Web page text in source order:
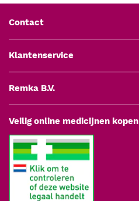
Contact
Klantenservice
Remka B.V.
Veilig online medicijnen kopen